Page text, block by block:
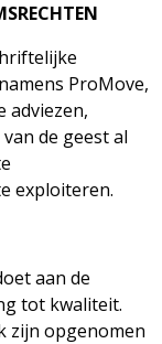
ProMove,
adviezen,
de geest al
exploiteren.
aan de
tot kwaliteit.
zijn opgenomen